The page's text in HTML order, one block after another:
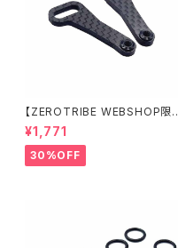
【ZEROTRIBE WEBSHOP限
定価格】RCM-X4-CSAF カ
ーボンフロントステアリングアー
ムセット XRAY X4用
¥1,771
30%OFF